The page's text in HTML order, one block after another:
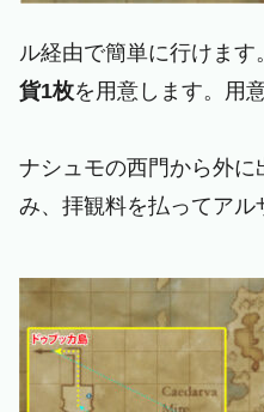
ル経由で簡単に行けます
貨1枚を用意します。用
ナシュモの西門から外に
み、拝観料を払ってアル